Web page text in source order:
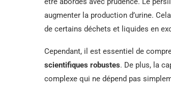
augmenter la production d’urine.
de certains déchets et liquides en
Cependant, il est essentiel de
scientifiques robustes. De plus, la
complexe qui ne dépend pas